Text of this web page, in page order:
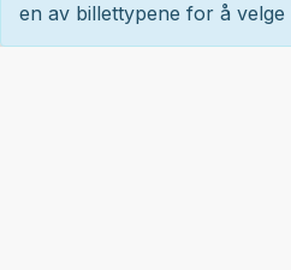
en av billettypene for å